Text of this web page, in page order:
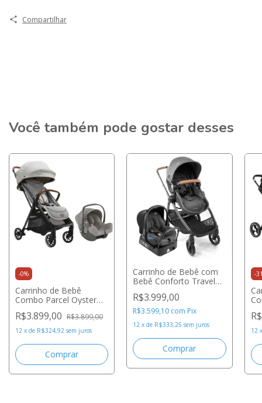
Compartilhar
Você também pode gostar desses
-0%
Carrinho de Bebê
Combo Parcel Oyster
snug Pebble Joie
R$3.899,00 R$3.899,00
12 x de R$324,92 sem juros
Carrinho de Bebê com
Bebê Conforto Travel
Sparkilng Grey - Maxi-
Cosi
R$3.999,00
R$3.599,10 com Pix
12 xde R$333,25 sem juros
-
12